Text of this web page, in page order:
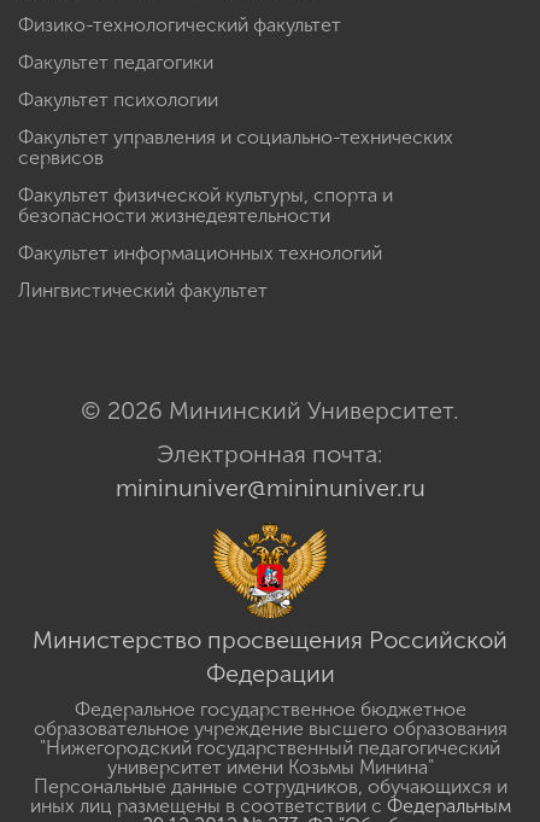
Физико-технологический факультет
Факультет педагогики
Факультет психологии
Факультет управления и социально-технических
сервисов
Факультет физической культуры, спорта и
безопасности жизнедеятельности
Факультет информационных технологий
Лингвистический факультет
© 2026 Мининский Университет.
Электронная почта:
mininuniver@mininuniver.ru
Министерство просвещения Российской
Федерации
Федеральное государственное бюджетное
образовательное учреждение высшего образования
"Нижегородский государственный педагогический
университет имени Козьмы Минина"
Персональные данные сотрудников, обучающихся и
иных лиц размещены в соответствии с Федеральным